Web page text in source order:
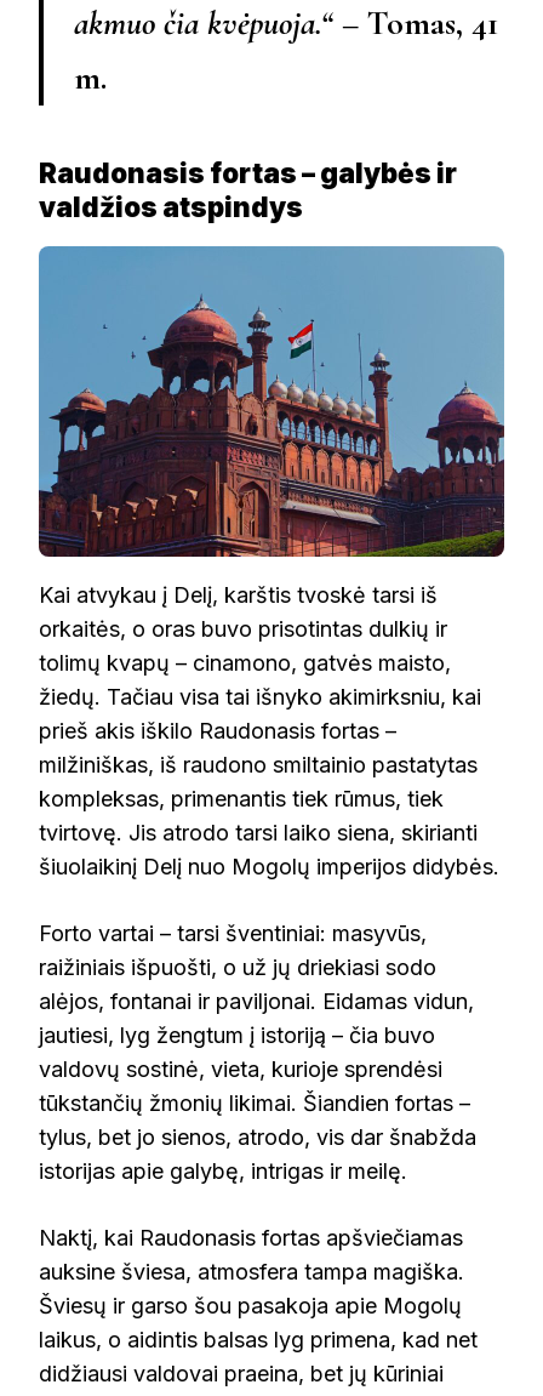
akmuo čia kvėpuoja.“ – Tomas, 41
m.
Raudonasis fortas – galybės ir
valdžios atspindys
Kai atvykau į Delį, karštis tvoskė tarsi iš
orkaitės, o oras buvo prisotintas dulkių ir
tolimų kvapų – cinamono, gatvės maisto,
žiedų. Tačiau visa tai išnyko akimirksniu, kai
prieš akis iškilo Raudonasis fortas –
milžiniškas, iš raudono smiltainio pastatytas
kompleksas, primenantis tiek rūmus, tiek
tvirtovę. Jis atrodo tarsi laiko siena, skirianti
šiuolaikinį Delį nuo Mogolų imperijos didybės.
Forto vartai – tarsi šventiniai: masyvūs,
raižiniais išpuošti, o už jų driekiasi sodo
alėjos, fontanai ir paviljonai. Eidamas vidun,
jautiesi, lyg žengtum į istoriją – čia buvo
valdovų sostinė, vieta, kurioje sprendėsi
tūkstančių žmonių likimai. Šiandien fortas –
tylus, bet jo sienos, atrodo, vis dar šnabžda
istorijas apie galybę, intrigas ir meilę.
Naktį, kai Raudonasis fortas apšviečiamas
auksine šviesa, atmosfera tampa magiška.
Šviesų ir garso šou pasakoja apie Mogolų
laikus, o aidintis balsas lyg primena, kad net
didžiausi valdovai praeina, bet jų kūriniai